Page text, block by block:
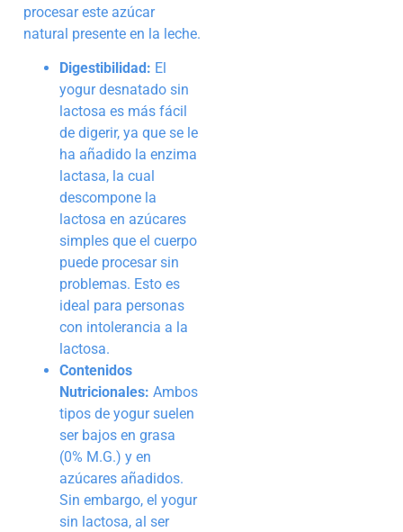
procesar este azúcar
natural presente en la leche.
Digestibilidad: El
yogur desnatado sin
lactosa es más fácil
de digerir, ya que se le
ha añadido la enzima
lactasa, la cual
descompone la
lactosa en azúcares
simples que el cuerpo
puede procesar sin
problemas. Esto es
ideal para personas
con intolerancia a la
lactosa.
Contenidos
Nutricionales: Ambos
tipos de yogur suelen
ser bajos en grasa
(0% M.G.) y en
azúcares añadidos.
Sin embargo, el yogur
sin lactosa, al ser